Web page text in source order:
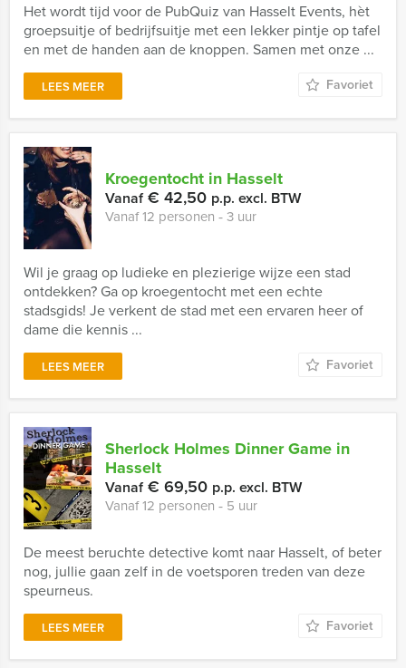
Het wordt tijd voor de PubQuiz van Hasselt Events, hèt
groepsuitje of bedrijfsuitje met een lekker pintje op tafel
en met de handen aan de knoppen. Samen met onze ...
LEES MEER Favoriet
Kroegentocht in Hasselt
Vanaf€ 42,50 p.p. excl. BTW
Vanaf 12 personen ‐ 3 uur
Wil je graag op ludieke en plezierige wijze een stad
ontdekken? Ga op kroegentocht met een echte
stadsgids! Je verkent de stad met een ervaren heer of
dame die kennis ...
LEES MEER Favoriet
Sherlock Holmes Dinner Game in
Hasselt
Vanaf€ 69,50 p.p. excl. BTW
Vanaf 12 personen ‐ 5 uur
De meest beruchte detective komt naar Hasselt, of beter
nog, jullie gaan zelf in de voetsporen treden van deze
speurneus.
LEES MEER Favoriet